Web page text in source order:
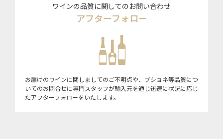
ワインの品質に関してのお問い合わせ
アフターフォロー
お届けのワインに関しましてのご不明点や、ブショネ等品質につ
いてのお問合せに専門スタッフが輸入元を通じ迅速に状況に応じ
たアフターフォローをいたします。